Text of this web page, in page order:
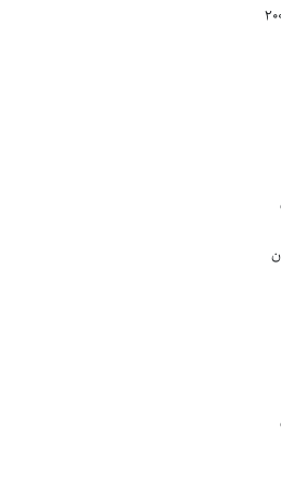
از کشور برای ادامه تحصیل به ۲۰۰